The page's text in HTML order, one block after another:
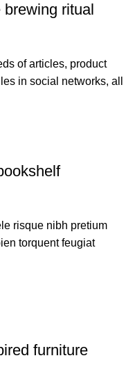
ritual
of articles, product
in social networks, all
risque nibh pretium
torquent feugiat
furniture